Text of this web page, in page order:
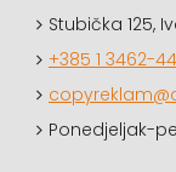
Stubička 125,
+385 1 3462-
Ponedjeljak-